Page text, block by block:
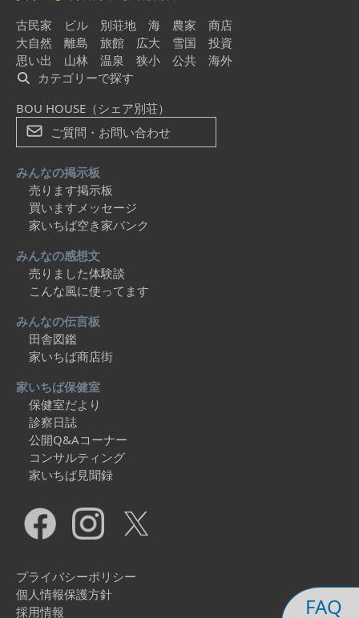
FAQ
古民家
ビル 別荘地 海 農家
商店
大自然
離島 旅館 広大 雪国
投資
思い出
山林 温泉 狭小 公共
海外
カテゴリーで探す
BOU HOUSE（シェア別荘）
ご質問・お問い合わせ
みんなの掲示板
売ります掲示板
買いますメッセージ
家いちば空き家バンク
みんなの感想文
売りました体験談
こんな風に使ってます
みんなの伝言板
田舎図鑑
家いちば商店街
家いちば保健室
保健室だより
診察日誌
公開Q&Aコーナー
コンサルティング
家いちば見聞録
プライバシーポリシー
個人情報保護方針
採用情報